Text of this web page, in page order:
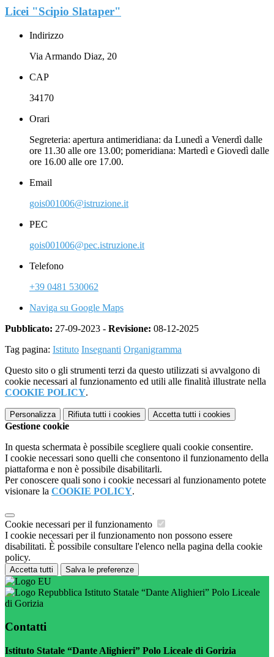
Licei "Scipio Slataper"
Indirizzo
Via Armando Diaz, 20
CAP
34170
Orari
Segreteria: apertura antimeridiana: da Lunedì a Venerdì dalle
ore 11.30 alle ore 13.00; pomeridiana: Martedì e Giovedì dalle
ore 16.00 alle ore 17.00.
Email
gois001006@istruzione.it
PEC
gois001006@pec.istruzione.it
Telefono
+39 0481 530062
Naviga su Google Maps
Pubblicato: 27-09-2023 - Revisione: 08-12-2025
Tag pagina: Istituto Insegnanti Organigramma
Questo sito o gli strumenti terzi da questo utilizzati si avvalgono di
cookie necessari al funzionamento ed utili alle finalità illustrate nella
COOKIE POLICY.
Personalizza Rifiuta tutti i cookies Accetta tutti i cookies
Gestione cookie
In questa schermata è possibile scegliere quali cookie consentire.
I cookie necessari sono quelli che consentono il funzionamento della
piattaforma e non è possibile disabilitarli.
Per conoscere quali sono i cookie necessari al funzionamento potete
visionare la COOKIE POLICY.
Cookie necessari per il funzionamento
I cookie necessari per il funzionamento non possono essere
disabilitati. È possibile consultare l'elenco nella pagina della cookie
policy.
Accetta tutti Salva le preferenze
Istituto Statale “Dante Alighieri” Polo Liceale
di Gorizia
Contatti
Istituto Statale “Dante Alighieri” Polo Liceale di Gorizia